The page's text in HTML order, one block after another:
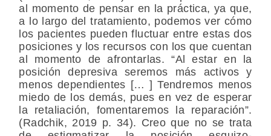
al momento de pensar en la práctica, ya que,
a lo largo del tratamiento, podemos ver cómo
los pacientes pueden fluctuar entre estas dos
posiciones y los recursos con los que cuentan
al momento de afrontarlas. “Al estar en la
posición depresiva seremos más activos y
menos dependientes [… ] Tendremos menos
miedo de los demás, pues en vez de esperar
la retaliación, fomentaremos la reparación”.
(Radchik, 2019 p. 34). Creo que no se trata